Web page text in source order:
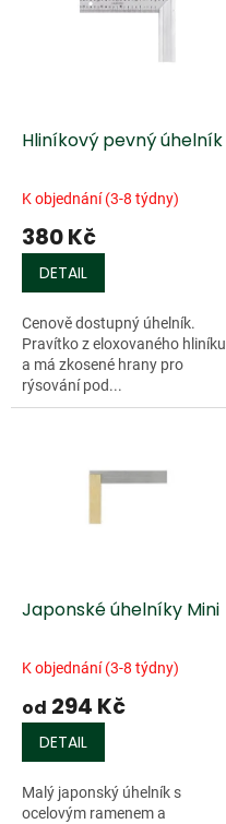
dHliníkový pevný úhelník
K objednání (3-8 týdny)
380 Kč
DETAIL
Cenově dostupný úhelník.
Pravítko z eloxovaného hliníku
a má zkosené hrany pro
rýsování pod...
Japonské úhelníky Mini
K objednání (3-8 týdny)
od 294 Kč
DETAIL
Malý japonský úhelník s
ocelovým ramenem a